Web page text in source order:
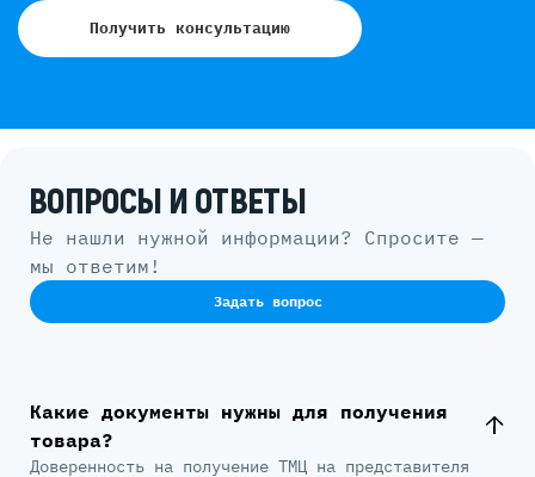
Получить консультацию
ВОПРОСЫ И ОТВЕТЫ
Не нашли нужной информации? Спросите —
мы ответим!
Задать вопрос
Какие документы нужны для получения
товара?
Доверенность на получение ТМЦ на представителя